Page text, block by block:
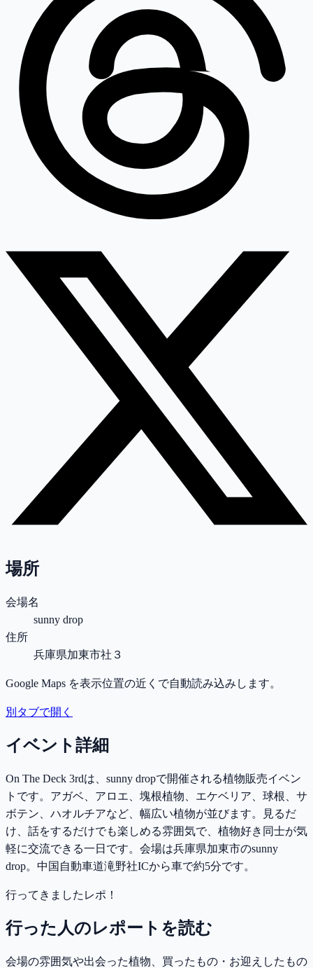
場所
会場名
sunny drop
住所
兵庫県加東市社３
Google Maps を表示位置の近くで自動読み込みします。
別タブで開く
イベント詳細
On The Deck 3rdは、sunny dropで開催される植物販売イベン
トです。アガベ、アロエ、塊根植物、エケベリア、球根、サ
ボテン、ハオルチアなど、幅広い植物が並びます。見るだ
け、話をするだけでも楽しめる雰囲気で、植物好き同士が気
軽に交流できる一日です。会場は兵庫県加東市のsunny
drop。中国自動車道滝野社ICから車で約5分です。
行ってきましたレポ！
行った人のレポートを読む
会場の雰囲気や出会った植物、買ったもの・お迎えしたもの